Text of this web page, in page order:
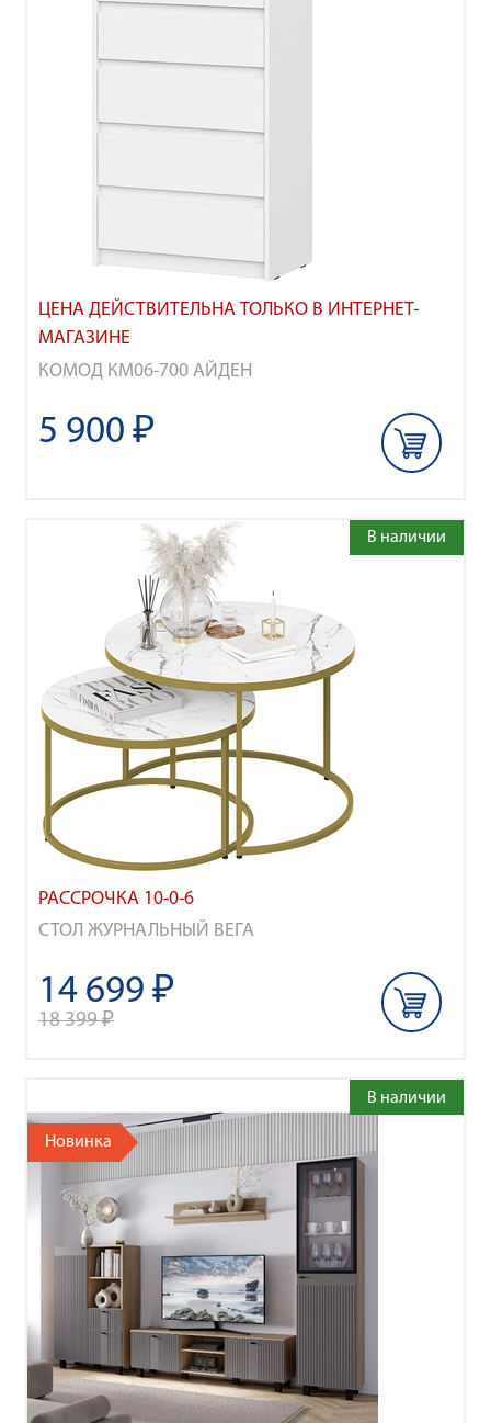
ЦЕНА ДЕЙСТВИТЕЛЬНА ТОЛЬКО В ИНТЕРНЕТ-
МАГАЗИНЕ
КОМОД КМ06-700 АЙДЕН
5 900 ₽
РАССРОЧКА 10-0-6
СТОЛ ЖУРНАЛЬНЫЙ ВЕГА
В наличии
14 699 ₽
18 399 ₽
Новинка
В наличии